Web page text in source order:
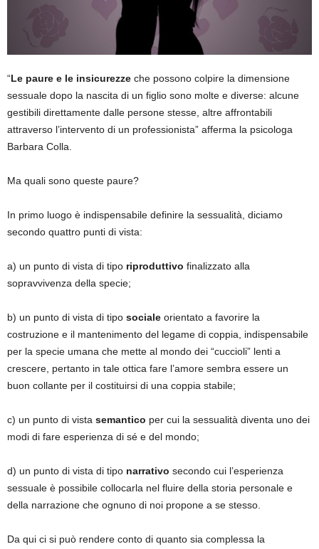
“Le paure e le insicurezze che possono colpire la dimensione
sessuale dopo la nascita di un figlio sono molte e diverse: alcune
gestibili direttamente dalle persone stesse, altre affrontabili
attraverso l’intervento di un professionista” afferma la psicologa
Barbara Colla.
Ma quali sono queste paure?
In primo luogo è indispensabile definire la sessualità, diciamo
secondo quattro punti di vista:
a) un punto di vista di tipo riproduttivo finalizzato alla
sopravvivenza della specie;
b) un punto di vista di tipo sociale orientato a favorire la
costruzione e il mantenimento del legame di coppia, indispensabile
per la specie umana che mette al mondo dei “cuccioli” lenti a
crescere, pertanto in tale ottica fare l’amore sembra essere un
buon collante per il costituirsi di una coppia stabile;
c) un punto di vista semantico per cui la sessualità diventa uno dei
modi di fare esperienza di sé e del mondo;
d) un punto di vista di tipo narrativo secondo cui l’esperienza
sessuale è possibile collocarla nel fluire della storia personale e
della narrazione che ognuno di noi propone a se stesso.
Da qui ci si può rendere conto di quanto sia complessa la